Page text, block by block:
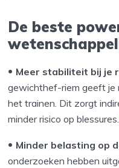
De beste
Meer stabiliteit bij je
gewichthef-riem geeft je
het trainen. Dit zorgt
minder risico op blessures.
Minder belasting op
onderzoeken hebben